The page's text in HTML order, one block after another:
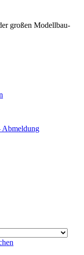
großen Modellbau-
Abmeldung